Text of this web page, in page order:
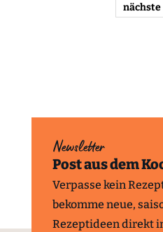
nächste
Newsletter
Post aus dem
Verpasse kein
bekomme neue,
Rezeptideen direkt